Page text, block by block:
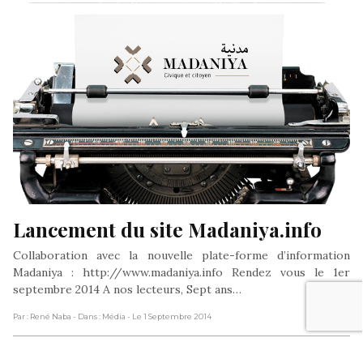
Lancement du site Madaniya.info
Collaboration avec la nouvelle plate-forme d’information
Madaniya : http://www.madaniya.info Rendez vous le 1er
septembre 2014 A nos lecteurs, Sept ans…
Par : René Naba - Dans : Média - Le 1 Septembre 2014